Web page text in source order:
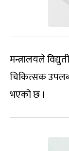
मन्त्रालयले
चिकित्सक
भएको छ ।